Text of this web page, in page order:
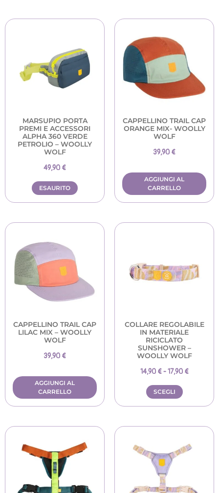
MARSUPIO PORTA
PREMI E ACCESSORI
ALPHA 360 VERDE
PETROLIO – WOOLLY
WOLF
49,90 €
ESAURITO
CAPPELLINO TRAIL CAP
ORANGE MIX- WOOLLY
WOLF
39,90 €
AGGIUNGI AL
CARRELLO
CAPPELLINO TRAIL CAP
LILAC MIX – WOOLLY
WOLF
39,90 €
AGGIUNGI AL
CARRELLO
COLLARE REGOLABILE
IN MATERIALE
RICICLATO
SUNSHOWER –
WOOLLY WOLF
14,90 € - 17,90 €
SCEGLI